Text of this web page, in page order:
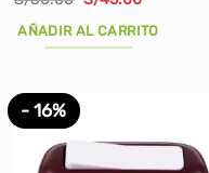
original
era:
actual
AÑADIR AL CARRITO
- 16%